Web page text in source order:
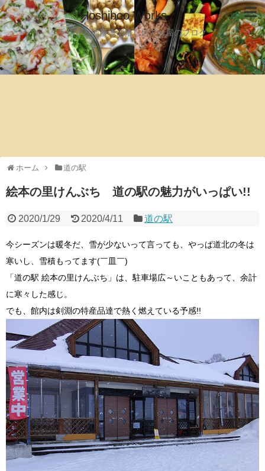
Hoshiboo Works
手作りと地産地消推し何でも屋のブログ
ホーム 道の駅
絵本の里けんぶち 道の駅の魅力がいっぱい!!
2020/1/29 2020/4/11 道の駅
今シーズンは暖冬だ、雪が少ないって言っても、やっぱ道北の冬は
寒いし、雪積もってます(￣皿￣)
「道の駅 絵本の里けんぶち」は、駐車場広～いこともあって、余計
に寒々した感じ。
でも、館内は剣淵の特産品達で熱く燃えている予感!!